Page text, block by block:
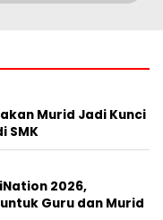
Murid Jadi Kunci
SMK
2026,
Guru dan Murid